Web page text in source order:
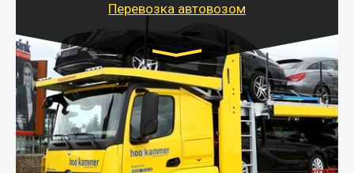
Перевозка автовозом
Цена за км. Рассчитывается
индивидуально
- Перевозка автовозом от Тайгер Логистик – это
быстрый и безопасный способ доставить несколько
легковых автомобилей за одну поездку в другой